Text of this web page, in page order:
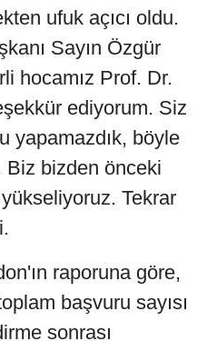
ufuk açıcı oldu.
Sayın Özgür
hocamız Prof. Dr.
ediyorum. Siz
yapamazdık, böyle
Biz bizden önceki
Tekrar
raporuna göre,
başvuru sayısı
sonrası